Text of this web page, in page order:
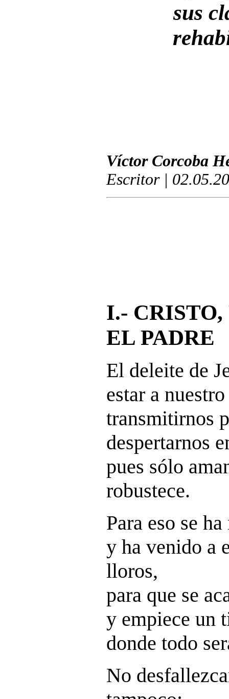
sus
Víctor Corcoba
Escritor |
I.-
EL PADRE
El deleite de
estar a
transmitirnos
despertarnos
pues sólo
robustece.
Para eso se
y ha venido a
lloros,
para que se
y empiece un
donde todo
No